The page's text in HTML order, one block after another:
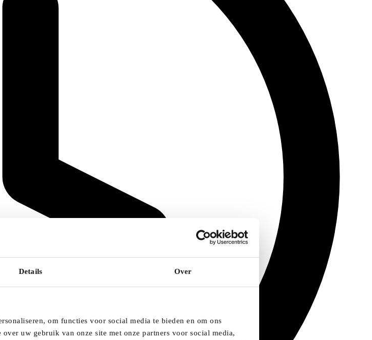
Details Over
om functies voor social media te bieden en om ons
uw gebruik van onze site met onze partners voor social media,